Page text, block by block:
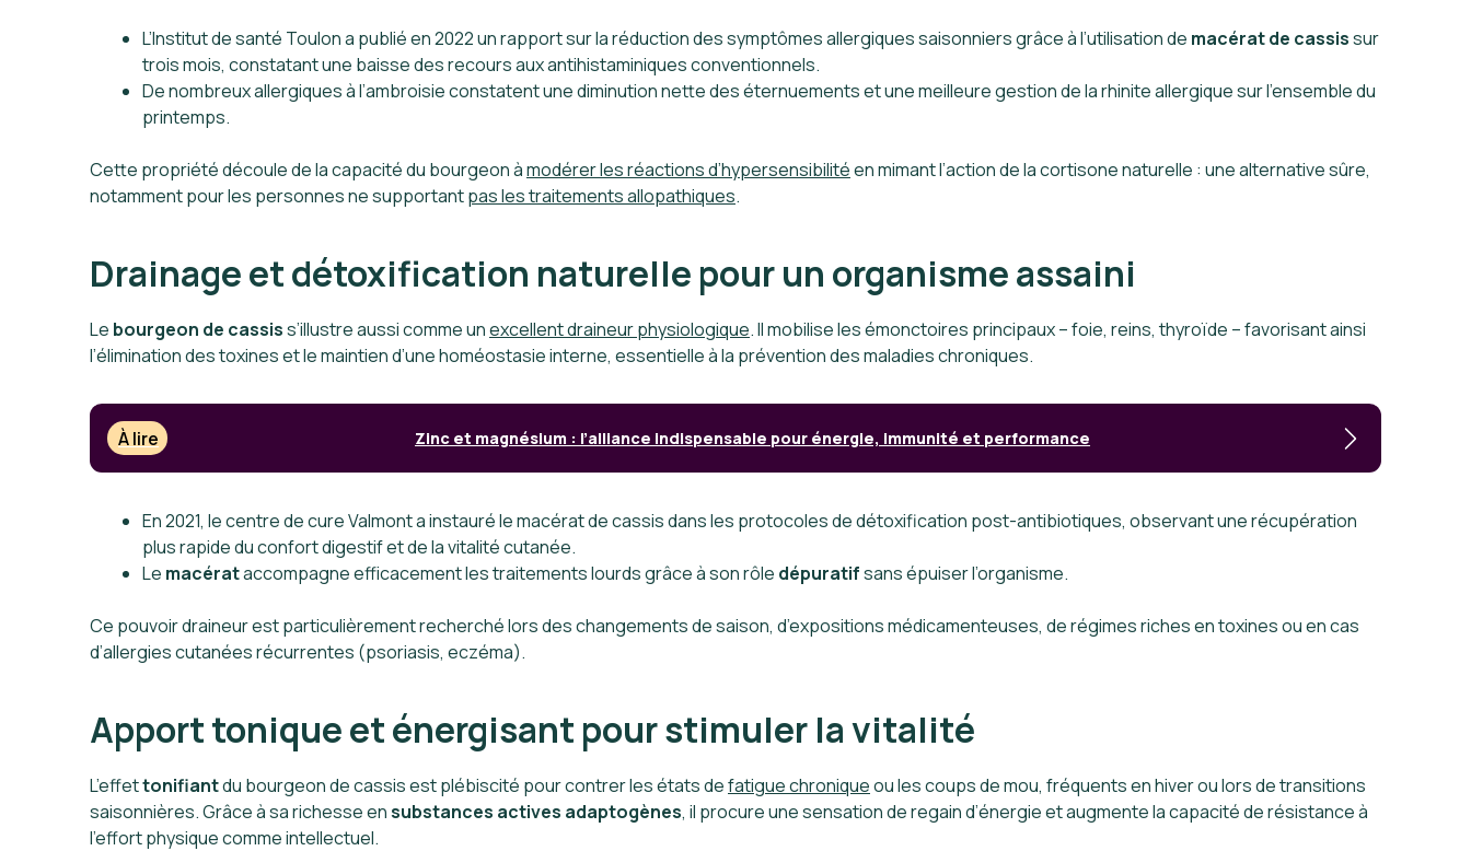
L’Institut de santé Toulon a publié en 2022 un rapport sur la réduction des symptômes allergiques saisonniers grâce à l’utilisation de macérat de cassissur
trois mois, constatant une baisse des recours aux antihistaminiques conventionnels.
De nombreux allergiques à l’ambroisie constatent une diminution nette des éternuements et une meilleure gestion de la rhinite allergique sur l’ensemble du
printemps.
Cette propriété découle de la capacité du bourgeon àmodérer les réactions d’hypersensibilitéen mimant l’action de la cortisone naturelle : une alternative sûre,
notamment pour les personnes ne supportantpas les traitements allopathiques.
Drainage et détoxification naturelle pour un organisme assaini
Le bourgeon de cassiss’illustre aussi comme unexcellent draineur physiologique. Il mobilise les émonctoires principaux – foie, reins, thyroïde – favorisant ainsi
l’élimination des toxines et le maintien d’une homéostasie interne, essentielle à la prévention des maladies chroniques.
À lire Zinc et magnésium : l’alliance indispensable pour énergie, immunité et performance
En 2021, le centre de cure Valmont a instauré le macérat de cassis dans les protocoles de détoxification post-antibiotiques, observant une récupération
plus rapide du confort digestif et de la vitalité cutanée.
Le macérataccompagne efficacement les traitements lourds grâce à son rôle dépuratifsans épuiser l’organisme.
Ce pouvoir draineur est particulièrement recherché lors des changements de saison, d’expositions médicamenteuses, de régimes riches en toxines ou en cas
d’allergies cutanées récurrentes (psoriasis, eczéma).
Apport tonique et énergisant pour stimuler la vitalité
L’effettonifiantdu bourgeon de cassis est plébiscité pour contrer les états defatigue chroniqueou les coups de mou, fréquents en hiver ou lors de transitions
saisonnières. Grâce à sa richesse ensubstances actives adaptogènes, il procure une sensation de regain d’énergie et augmente la capacité de résistance à
l’effort physique comme intellectuel.